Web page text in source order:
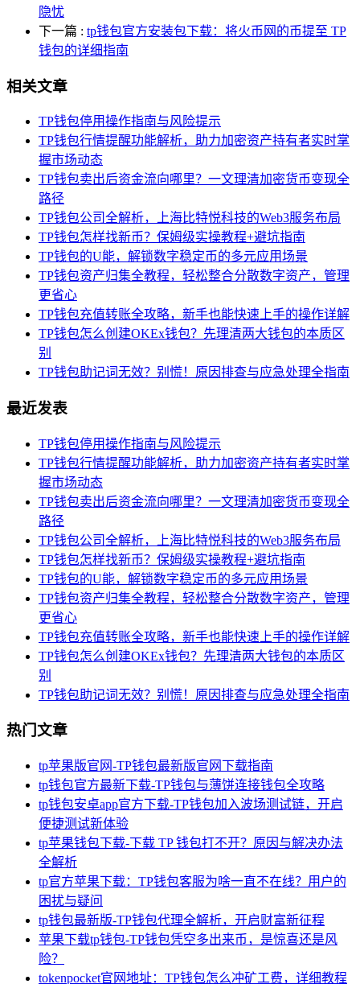
隐忧
下一篇 : tp钱包官方安装包下载：将火币网的币提至 TP
钱包的详细指南
相关文章
TP钱包停用操作指南与风险提示
TP钱包行情提醒功能解析，助力加密资产持有者实时掌
握市场动态
TP钱包卖出后资金流向哪里？一文理清加密货币变现全
路径
TP钱包公司全解析，上海比特悦科技的Web3服务布局
TP钱包怎样找新币？保姆级实操教程+避坑指南
TP钱包的U能，解锁数字稳定币的多元应用场景
TP钱包资产归集全教程，轻松整合分散数字资产，管理
更省心
TP钱包充值转账全攻略，新手也能快速上手的操作详解
TP钱包怎么创建OKEx钱包？先理清两大钱包的本质区
别
TP钱包助记词无效？别慌！原因排查与应急处理全指南
最近发表
TP钱包停用操作指南与风险提示
TP钱包行情提醒功能解析，助力加密资产持有者实时掌
握市场动态
TP钱包卖出后资金流向哪里？一文理清加密货币变现全
路径
TP钱包公司全解析，上海比特悦科技的Web3服务布局
TP钱包怎样找新币？保姆级实操教程+避坑指南
TP钱包的U能，解锁数字稳定币的多元应用场景
TP钱包资产归集全教程，轻松整合分散数字资产，管理
更省心
TP钱包充值转账全攻略，新手也能快速上手的操作详解
TP钱包怎么创建OKEx钱包？先理清两大钱包的本质区
别
TP钱包助记词无效？别慌！原因排查与应急处理全指南
热门文章
tp苹果版官网-TP钱包最新版官网下载指南
tp钱包官方最新下载-TP钱包与薄饼连接钱包全攻略
tp钱包安卓app官方下载-TP钱包加入波场测试链，开启
便捷测试新体验
tp苹果钱包下载-下载 TP 钱包打不开？原因与解决办法
全解析
tp官方苹果下载：TP钱包客服为啥一直不在线？用户的
困扰与疑问
tp钱包最新版-TP钱包代理全解析，开启财富新征程
苹果下载tp钱包-TP钱包凭空多出来币，是惊喜还是风
险？
tokenpocket官网地址：TP钱包怎么冲矿工费，详细教程